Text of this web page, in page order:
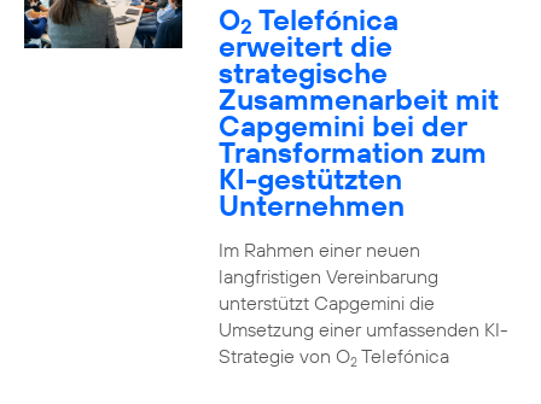
O2 Telefónica
erweitert die
strategische
Zusammenarbeit mit
Capgemini bei der
Transformation zum
KI-gestützten
Unternehmen
Im Rahmen einer neuen
langfristigen Vereinbarung
unterstützt Capgemini die
Umsetzung einer umfassenden KI-
Strategie von O2Telefónica